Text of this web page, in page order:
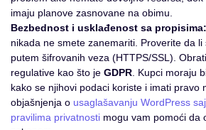
imaju planove zasnovane na obimu.
Bezbednost i usklađenost sa propisima:
nikada ne smete zanemariti. Proverite da
putem šifrovanih veza (HTTPS/SSL).
regulative kao što je GDPR . Kupci moraju
kako se njihovi podaci koriste i imati pravo
objašnjenja o usaglašavanju WordPress
pravilima privatnosti mogu vam pomoći da